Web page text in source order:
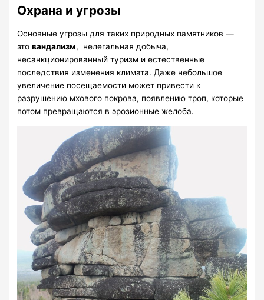
Охрана и угрозы
Основные угрозы для таких природных памятников —
этовандализм, нелегальная добыча,
несанкционированный туризм и естественные
последствия изменения климата. Даже небольшое
увеличение посещаемости может привести к
разрушению мхового покрова, появлению троп, которые
потом превращаются в эрозионные желоба.